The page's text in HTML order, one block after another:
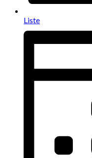
Liste